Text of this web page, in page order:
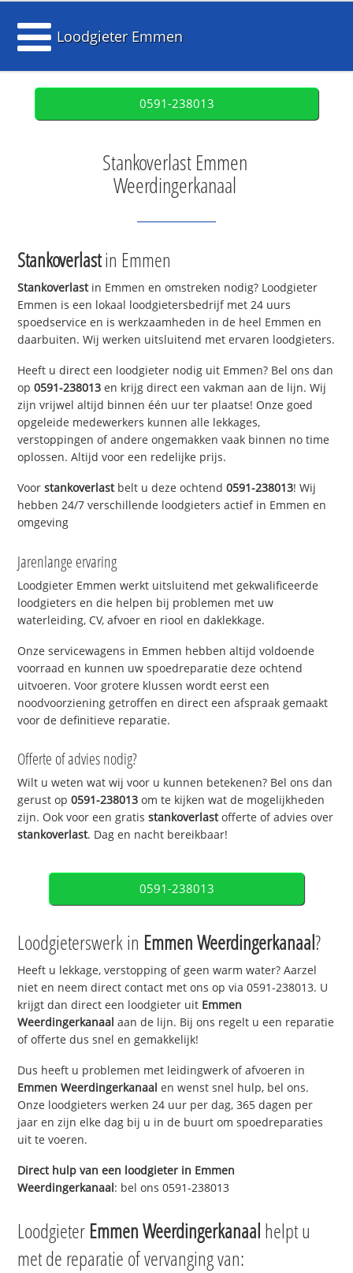
Loodgieter Emmen
0591-238013
Stankoverlast Emmen
Weerdingerkanaal
Stankoverlastin Emmen
Stankoverlastin Emmen en omstreken nodig? Loodgieter
Emmen is een lokaal loodgietersbedrijf met 24 uurs
spoedservice en is werkzaamheden in de heel Emmen en
daarbuiten. Wij werken uitsluitend met ervaren loodgieters.
Heeft u direct een loodgieter nodig uit Emmen? Bel ons dan
op0591-238013 en krijg direct een vakman aan de lijn. Wij
zijn vrijwel altijd binnen één uur ter plaatse! Onze goed
opgeleide medewerkers kunnen alle lekkages,
verstoppingen of andere ongemakken vaak binnen no time
oplossen. Altijd voor een redelijke prijs.
Voorstankoverlastbelt u deze ochtend0591-238013! Wij
hebben 24/7 verschillende loodgieters actief in Emmen en
omgeving
Jarenlange ervaring
Loodgieter Emmen werkt uitsluitend met gekwalificeerde
loodgieters en die helpen bij problemen met uw
waterleiding, CV, afvoer en riool en daklekkage.
Onze servicewagens in Emmen hebben altijd voldoende
voorraad en kunnen uw spoedreparatie deze ochtend
uitvoeren. Voor grotere klussen wordt eerst een
noodvoorziening getroffen en direct een afspraak gemaakt
voor de definitieve reparatie.
Offerte of advies nodig?
Wilt u weten wat wij voor u kunnen betekenen? Bel ons dan
gerust op0591-238013 om te kijken wat de mogelijkheden
zijn. Ook voor een gratisstankoverlastofferte of advies over
stankoverlast. Dag en nacht bereikbaar!
0591-238013
Loodgieterswerk in Emmen Weerdingerkanaal?
Heeft u lekkage, verstopping of geen warm water? Aarzel
niet en neem direct contact met ons op via 0591-238013. U
krijgt dan direct een loodgieter uit Emmen
Weerdingerkanaal aan de lijn. Bij ons regelt u een reparatie
of offerte dus snel en gemakkelijk!
Dus heeft u problemen met leidingwerk of afvoeren in
Emmen Weerdingerkanaal en wenst snel hulp, bel ons.
Onze loodgieters werken 24 uur per dag, 365 dagen per
jaar en zijn elke dag bij u in de buurt om spoedreparaties
uit te voeren.
Direct hulp van een loodgieter in Emmen
Weerdingerkanaal: bel ons 0591-238013
Loodgieter Emmen Weerdingerkanaal helpt u
met de reparatie of vervanging van: